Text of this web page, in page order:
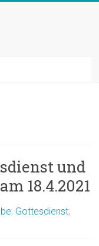
und
18.4.2021
, Gottesdienst,